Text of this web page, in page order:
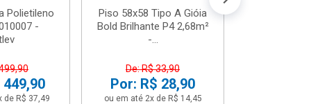
Polietileno
-
de R$ 37,49
Piso 58x58 Tipo A Gióia
Bold Brilhante P4 2,68m²
-...
De: R$ 33,90
Por: R$ 28,90
ou em até 2x de R$ 14,45